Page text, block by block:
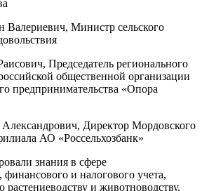
Министр сельского
Председатель регионального
общественной организации
предпринимательства «Опора
Директор Мордовского
АО «Россельхозбанк»
знания в сфере
финансового и налогового учета,
растениеводству и животноводству.